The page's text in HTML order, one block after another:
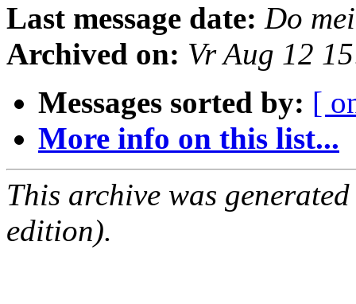
Last message date: Do
Archived on: Vr Aug 12
Messages sorted by: [
More info on this list...
This archive was
edition).